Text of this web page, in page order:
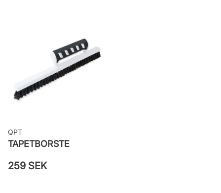
Leverantörens artikelnummer:
LV1310
QPT
TAPETBORSTE
259 SEK